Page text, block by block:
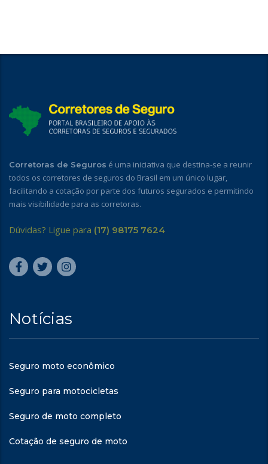
Corretoras de Seguros é uma iniciativa que destina-se a reunir
todos os corretores de seguros do Brasil em um único lugar,
facilitando a cotação por parte dos futuros segurados e permitindo
mais visibilidade para as corretoras.
Dúvidas? Ligue para (17) 98175 7624
Notícias
Seguro moto econômico
Seguro para motocicletas
Seguro de moto completo
Cotação de seguro de moto